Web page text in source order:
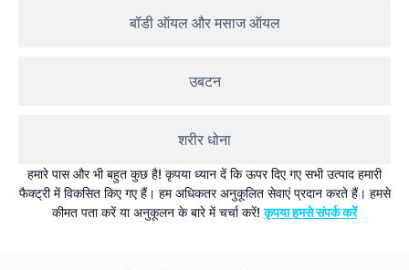
बॉडी ऑयल और मसाज ऑयल
उबटन
शरीर धोना
हमारे पास और भी बहुत कुछ है! कृपया ध्यान दें कि ऊपर दिए गए सभी उत्पाद हमारी
फैक्ट्री में विकसित किए गए हैं। हम अधिकतर अनुकूलित सेवाएं प्रदान करते हैं। हमसे
कीमत पता करें या अनुकूलन के बारे में चर्चा करें!कृपया हमसे संपर्क करें